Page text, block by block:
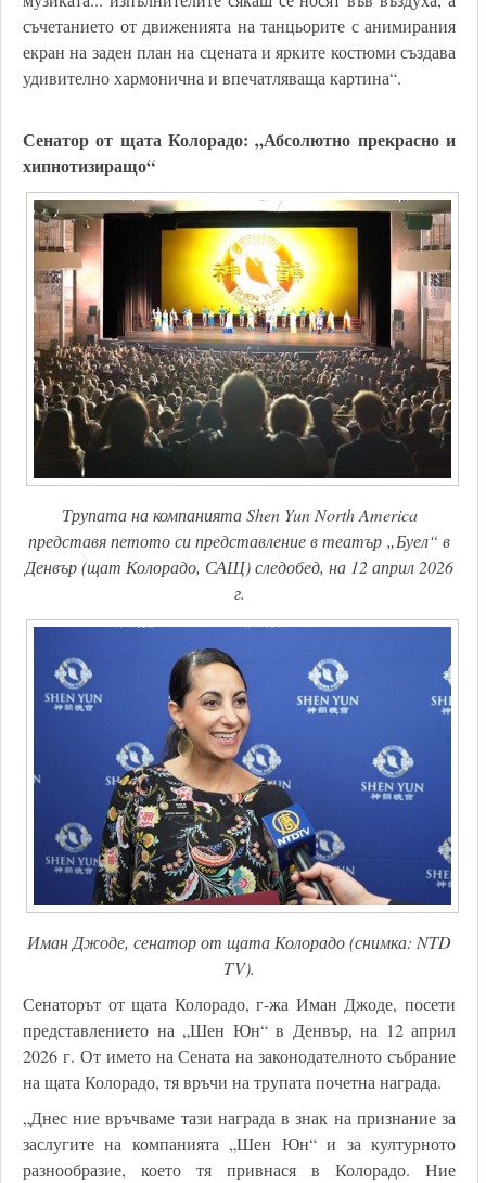
съчетанието от движенията на танцьорите с анимирания
екран на заден план на сцената и ярките костюми създава
удивително хармонична и впечатляваща картина“.
Сенатор от щата Колорадо: „Абсолютно прекрасно и
хипнотизиращо“
Трупата на компанията Shen Yun North America
представя петото си представление в театър „Буел“ в
Денвър (щат Колорадо, САЩ) следобед, на 12 април 2026
г.
Иман Джоде, сенатор от щата Колорадо (снимка: NTD
TV).
Сенаторът от щата Колорадо, г-жа Иман Джоде, посети
представлението на „Шен Юн“ в Денвър, на 12 април
2026 г. От името на Сената на законодателното събрание
на щата Колорадо, тя връчи на трупата почетна награда.
„Днес ние връчваме тази награда в знак на признание за
заслугите на компанията „Шен Юн“ и за културното
разнообразие, което тя привнася в Колорадо. Ние